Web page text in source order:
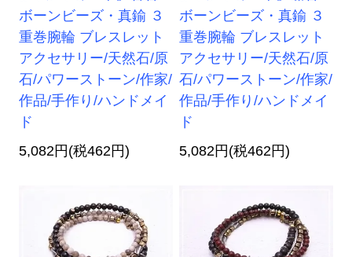
ボーンビーズ・真鍮 ３
重巻腕輪 ブレスレット
アクセサリー/天然石/原
石/パワーストーン/作家/
作品/手作り/ハンドメイ
ド
5,082円(税462円)
ボーンビーズ・真鍮 ３
重巻腕輪 ブレスレット
アクセサリー/天然石/原
石/パワーストーン/作家/
作品/手作り/ハンドメイ
ド
5,082円(税462円)